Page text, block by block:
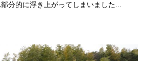
分的に浮き上がってしまいました...